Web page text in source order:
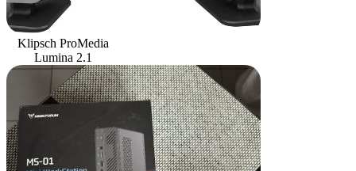
Klipsch ProMedia
Lumina 2.1